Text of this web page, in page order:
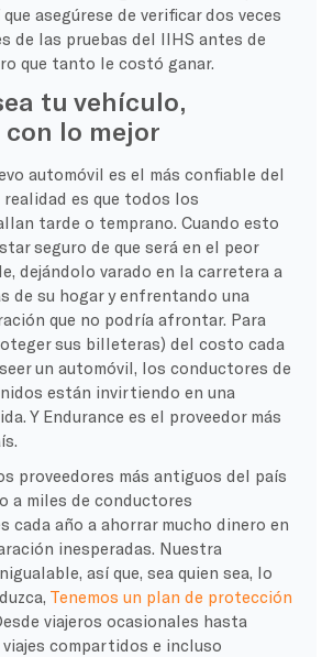
asegúrese de verificar dos veces
de las pruebas del IIHS antes de
que tanto le costó ganar.
tu vehículo,
lo mejor
automóvil es el más confiable del
es que todos los
tarde o temprano. Cuando esto
seguro de que será en el peor
dejándolo varado en la carretera a
de su hogar y enfrentando una
que no podría afrontar. Para
sus billeteras) del costo cada
un automóvil, los conductores de
están invirtiendo en una
Y Endurance es el proveedor más
proveedores más antiguos del país
a miles de conductores
cada año a ahorrar mucho dinero en
inesperadas. Nuestra
así que, sea quien sea, lo
Tenemos un plan de protección
viajeros ocasionales hasta
compartidos e incluso